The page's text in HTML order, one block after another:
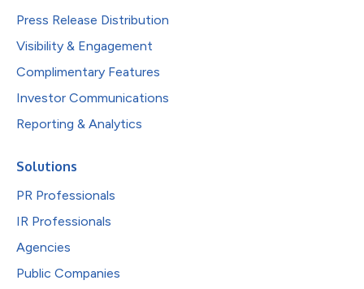
Press Release Distribution
Visibility & Engagement
Complimentary Features
Investor Communications
Reporting & Analytics
Solutions
PR Professionals
IR Professionals
Agencies
Public Companies